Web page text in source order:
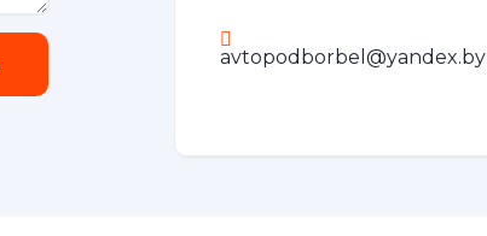
avtopodborbel@yandex.by